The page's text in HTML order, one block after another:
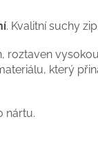
. Kvalitní suchy
roztaven
který
nártu.